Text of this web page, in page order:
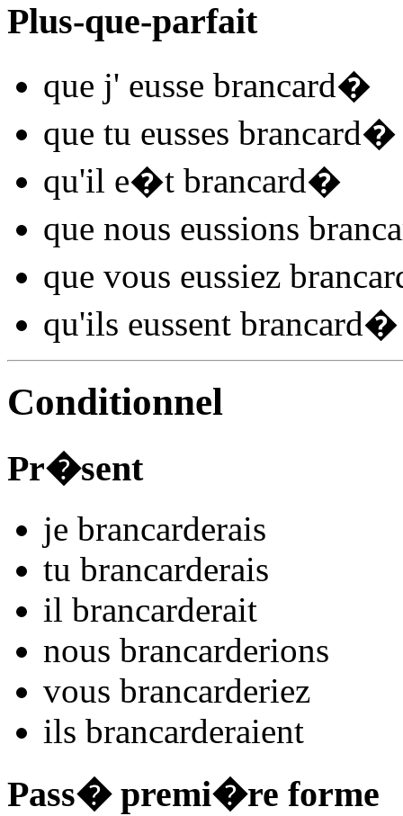
Plus-que-parfait
que j' eusse brancard�
que tu eusses brancard�
qu'il e�t brancard�
que nous eussions
que vous eussiez
qu'ils eussent brancard�
Conditionnel
Pr�sent
je brancarderais
tu brancarderais
il brancarderait
nous brancarderions
vous brancarderiez
ils brancarderaient
Pass� premi�re forme